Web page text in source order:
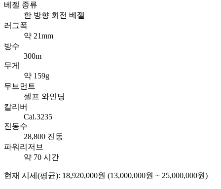
베젤 종류
한 방향 회전 베젤
러그폭
약 21mm
방수
300m
무게
약 159g
무브먼트
셀프 와인딩
칼리버
Cal.3235
진동수
28,800 진동
파워리저브
약 70 시간
현재 시세(평균): 18,920,000원 (13,000,000원 ~ 25,000,000원)